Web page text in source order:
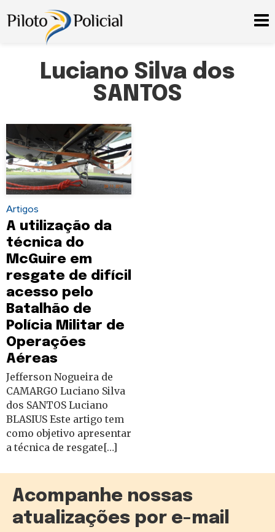
Luciano Silva dos
SANTOS
Artigos
A utilização da
técnica do
McGuire em
resgate de difícil
acesso pelo
Batalhão de
Polícia Militar de
Operações
Aéreas
Jefferson Nogueira de
CAMARGO Luciano Silva
dos SANTOS Luciano
BLASIUS Este artigo tem
como objetivo apresentar
a técnica de resgate[…]
Acompanhe nossas
atualizações por e-mail